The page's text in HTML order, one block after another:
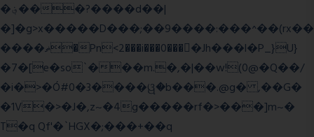
�؋���?����d��|
�]�g>x�����D���;��9����:���^��(rx��
����ޡ�Pn<2���i���0���𩆿�Jh���l�P_}U}
�7�[e�so`���m.�,�|��w!(0@�Q��/
�i�>�Ó#0�3����ୱ�b���.@g� ,��G�
�1V�>�J�,z~�4g�����rf�>���]m~�
T�q Qf'�`HGX�;���+��q